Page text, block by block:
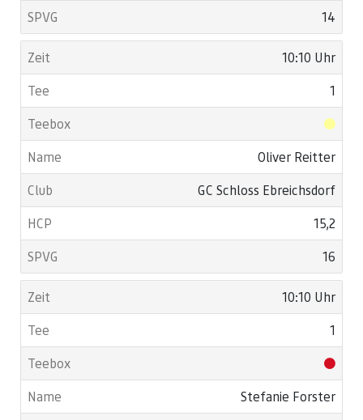
14
10:10 Uhr
1
Oliver Reitter
GC Schloss Ebreichsdorf
15,2
16
10:10 Uhr
1
Stefanie Forster